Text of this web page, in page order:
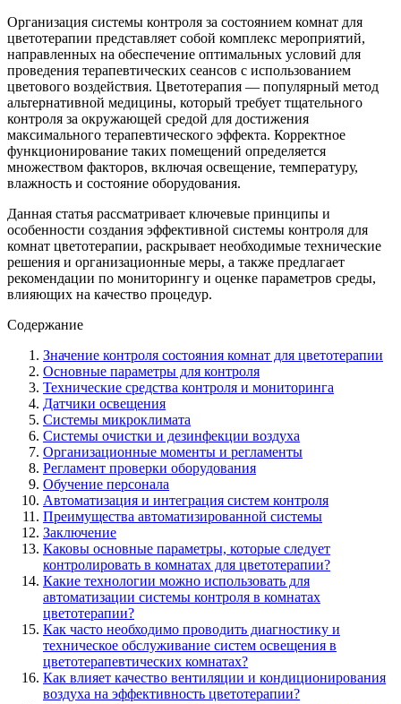
Организация системы контроля за состоянием комнат для
цветотерапии представляет собой комплекс мероприятий,
направленных на обеспечение оптимальных условий для
проведения терапевтических сеансов с использованием
цветового воздействия. Цветотерапия — популярный метод
альтернативной медицины, который требует тщательного
контроля за окружающей средой для достижения
максимального терапевтического эффекта. Корректное
функционирование таких помещений определяется
множеством факторов, включая освещение, температуру,
влажность и состояние оборудования.
Данная статья рассматривает ключевые принципы и
особенности создания эффективной системы контроля для
комнат цветотерапии, раскрывает необходимые технические
решения и организационные меры, а также предлагает
рекомендации по мониторингу и оценке параметров среды,
влияющих на качество процедур.
Содержание
Значение контроля состояния комнат для цветотерапии
Основные параметры для контроля
Технические средства контроля и мониторинга
Датчики освещения
Системы микроклимата
Системы очистки и дезинфекции воздуха
Организационные моменты и регламенты
Регламент проверки оборудования
Обучение персонала
Автоматизация и интеграция систем контроля
Преимущества автоматизированной системы
Заключение
Каковы основные параметры, которые следует
контролировать в комнатах для цветотерапии?
Какие технологии можно использовать для
автоматизации системы контроля в комнатах
цветотерапии?
Как часто необходимо проводить диагностику и
техническое обслуживание систем освещения в
цветотерапевтических комнатах?
Как влияет качество вентиляции и кондиционирования
воздуха на эффективность цветотерапии?